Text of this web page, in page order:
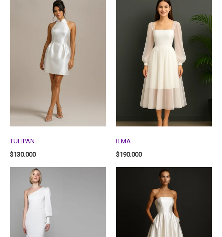
TULIPAN
$130.000
ILMA
$190.000